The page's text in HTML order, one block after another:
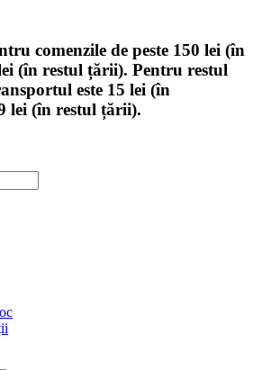
comenzile de peste 150 lei (în
(în restul țării). Pentru restul
este 15 lei (în
lei (în restul țării).